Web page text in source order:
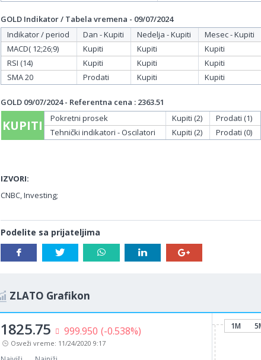
GOLD Indikator / Tabela vremena - 09/07/2024
Indikator / period
Dan - Kupiti Nedelja - Kupiti
Mesec - Kupiti
MACD( 12;26;9)
Kupiti Kupiti
Kupiti
RSI (14)
Kupiti Kupiti
Kupiti
SMA 20
Prodati Kupiti Kupiti
GOLD 09/07/2024 - Referentna cena : 2363.51
KUPITI Pokretni prosek Kupiti (2)
Prodati (1)
Tehnički indikatori - Oscilatori
Kupiti (2) Prodati (0)
IZVORI:
CNBC, Investing;
Podelite sa prijateljima
ZLATO Grafikon
1825.75 999.950 (-0.538%)
Osveži vreme: 11/24/2020 9:17
1M